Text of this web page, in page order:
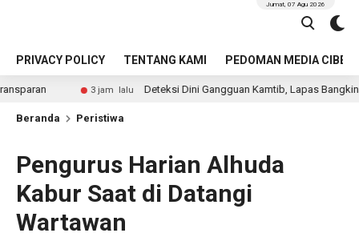
PRIVACY POLICY TENTANG KAMI PEDOMAN MEDIA CIBER
Jumat, 07 Agu 2026
3 jam lalu Deteksi Dini Gangguan Kamtib, Lapas Bangkinang Gelar
Beranda Peristiwa
Pengurus Harian Alhuda
Kabur Saat di Datangi
Wartawan